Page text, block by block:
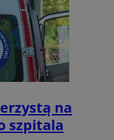
na
szpitala